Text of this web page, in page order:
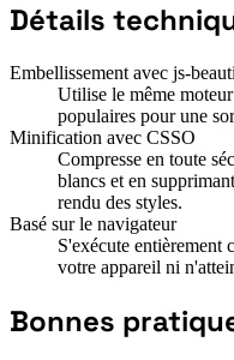
Détails
Embellissement avec js-
Utilise le même
populaires pour une
Minification avec CSSO
Compresse en toute
blancs et en
rendu des styles.
Basé sur le navigateur
S'exécute entièrement
votre appareil ni
Bonnes